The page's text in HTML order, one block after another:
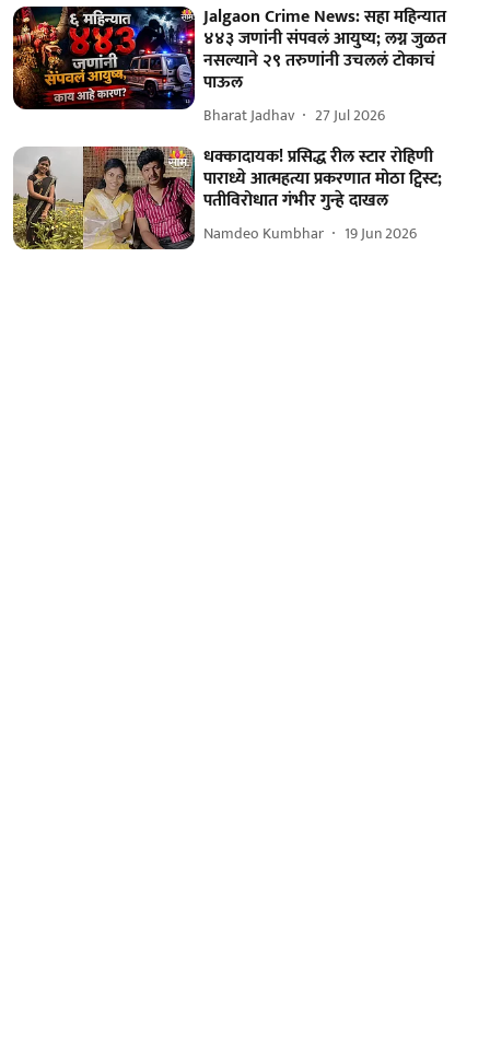
Jalgaon Crime News: सहा महिन्यात
४४३ जणांनी संपवलं आयुष्य; लग्न जुळत
नसल्याने २९ तरुणांनी उचललं टोकाचं
पाऊल
Bharat Jadhav 27 Jul 2026
धक्कादायक! प्रसिद्ध रील स्टार रोहिणी
पाराध्ये आत्महत्या प्रकरणात मोठा ट्विस्ट;
पतीविरोधात गंभीर गुन्हे दाखल
Namdeo Kumbhar 19 Jun 2026